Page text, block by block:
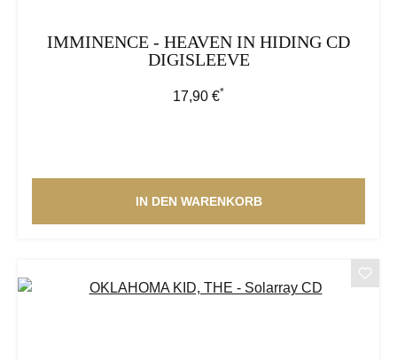
IMMINENCE - HEAVEN IN HIDING CD
DIGISLEEVE
Regulärer Preis:
17,90 €*
IN DEN WARENKORB